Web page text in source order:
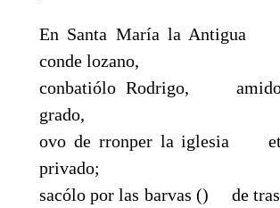
En Santa María la Antigua
conde lozano,
conbatiólo Rodrigo,
grado,
ovo de rronper la iglesia et
privado;
sacólo por las barvas () de